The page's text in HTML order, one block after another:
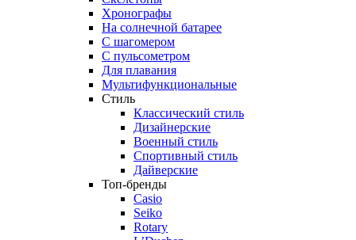
Хронографы
На солнечной батарее
С шагомером
С пульсометром
Для плавания
Мультифункциональные
Стиль
Классический стиль
Дизайнерские
Военный стиль
Спортивный стиль
Дайверские
Топ-бренды
Casio
Seiko
Rotary